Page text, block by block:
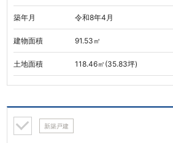
築年月 令和8年4月
建物面積 91.53㎡
土地面積 118.46㎡(35.83坪)
新築戸建